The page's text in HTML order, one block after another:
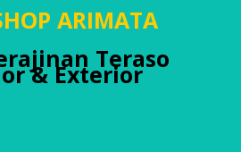
ARIMATA
Teraso
& Exterior